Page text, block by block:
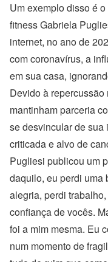
Um exemplo disso é
fitness Gabriela
internet, no ano de
com coronavírus, a
em sua casa,
Devido à
mantinham parceria
se desvincular de
criticada e alvo de
Pugliesi publicou um
daquilo, eu perdi uma
alegria, perdi
confiança de vocês.
foi a mim mesma. Eu
num momento de